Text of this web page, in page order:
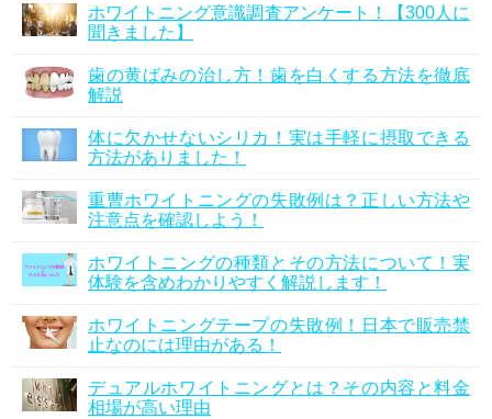
ホワイトニング意識調査アンケート！【300人に
聞きました】
歯の黄ばみの治し方！歯を白くする方法を徹底
解説
体に欠かせないシリカ！実は手軽に摂取できる
方法がありました！
重曹ホワイトニングの失敗例は？正しい方法や
注意点を確認しよう！
ホワイトニングの種類とその方法について！実
体験を含めわかりやすく解説します！
ホワイトニングテープの失敗例！日本で販売禁
止なのには理由がある！
デュアルホワイトニングとは？その内容と料金
相場が高い理由